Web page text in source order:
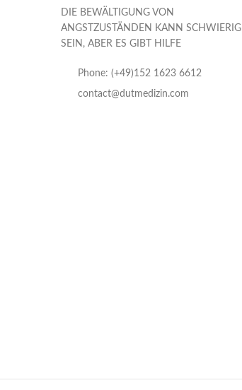
DIE BEWÄLTIGUNG VON
ANGSTZUSTÄNDEN KANN SCHWIERIG
SEIN, ABER ES GIBT HILFE
Phone: (+49)152 1623 6612
contact@dutmedizin.com